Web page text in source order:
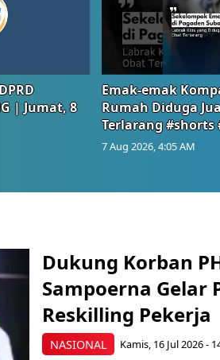
| Jumat, 8
Emak-emak
Rumah Diduga
Terlarang #shorts
7 Aug 2026, 4:05 AM
NASIONAL
Dukung Korban
Sampoerna Gelar
Reskilling Pekerja
Kamis, 16 Jul 2026 -